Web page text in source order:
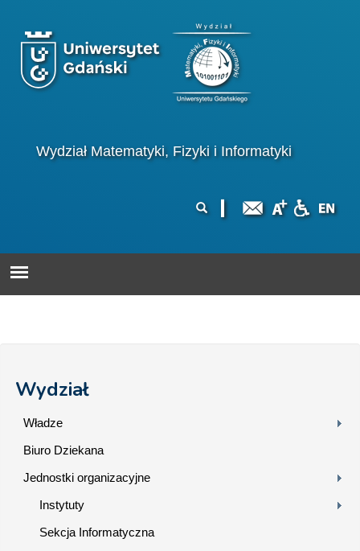
Wydział Matematyki, Fizyki i Informatyki
wyszukiwania
Wydział
Władze
Biuro Dziekana
Jednostki organizacyjne
Instytuty
Sekcja Informatyczna